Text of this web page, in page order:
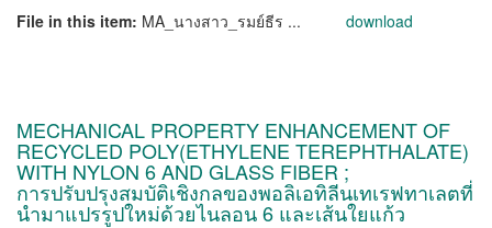
File in this item: MA_นางสาว_รมย์ธีร ... download
MECHANICAL PROPERTY ENHANCEMENT OF
RECYCLED POLY(ETHYLENE TEREPHTHALATE)
WITH NYLON 6 AND GLASS FIBER ;
การปรับปรุงสมบัติเชิงกลของพอลิเอทิลีนเทเรฟทาเลตที่
นำมาแปรรูปใหม่ด้วยไนลอน 6 และเส้นใยแก้ว